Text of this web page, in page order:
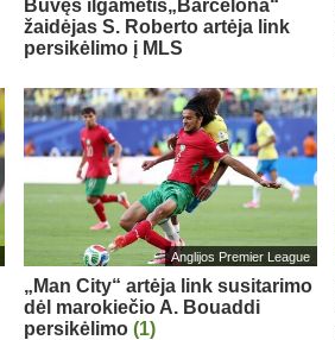
Buvęs ilgametis„Barcelona“
žaidėjas S. Roberto artėja link
persikėlimo į MLS
Anglijos Premier League
„Man City“ artėja link susitarimo
dėl marokiečio A. Bouaddi
persikėlimo(1)